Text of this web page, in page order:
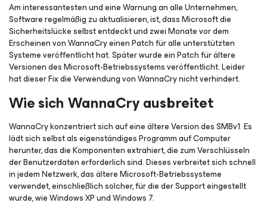
Am interessantesten und eine Warnung an alle Unternehmen,
Software regelmäßig zu aktualisieren, ist, dass Microsoft die
Sicherheitslücke selbst entdeckt und zwei Monate vor dem
Erscheinen von WannaCry einen Patch für alle unterstützten
Systeme veröffentlicht hat. Später wurde ein Patch für ältere
Versionen des Microsoft-Betriebssystems veröffentlicht. Leider
hat dieser Fix die Verwendung von WannaCry nicht verhindert.
Wie sich WannaCry ausbreitet
WannaCry konzentriert sich auf eine ältere Version des SMBv1. Es
lädt sich selbst als eigenständiges Programm auf Computer
herunter, das die Komponenten extrahiert, die zum Verschlüsseln
der Benutzerdaten erforderlich sind. Dieses verbreitet sich schnell
in jedem Netzwerk, das ältere Microsoft-Betriebssysteme
verwendet, einschließlich solcher, für die der Support eingestellt
wurde, wie Windows XP und Windows 7.